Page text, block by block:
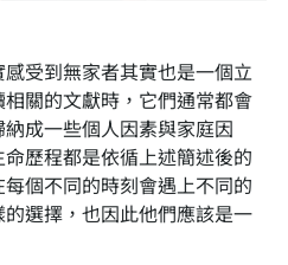
感受到無家者其實也是一個立
關的文獻時，它們通常都會
成一些個人因素與家庭因
歷程都是依循上述簡述後的
個不同的時刻會遇上不同的
選擇，也因此他們應該是一